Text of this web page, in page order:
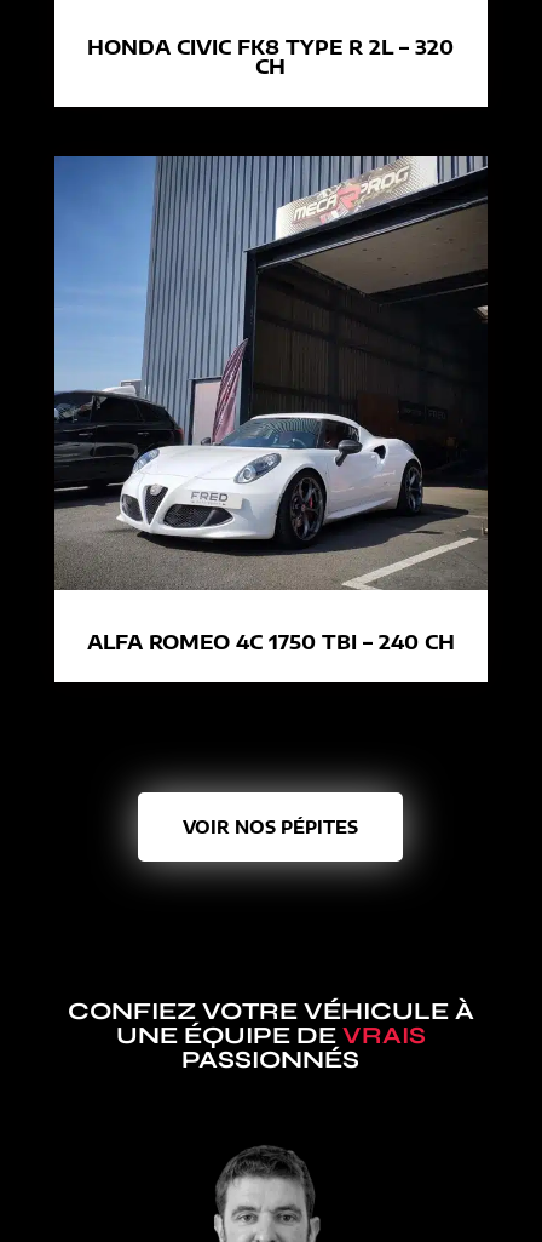
HONDA CIVIC FK8 TYPE R 2L – 320
CH
ALFA ROMEO 4C 1750 TBI – 240 CH
VOIR NOS PÉPITES
CONFIEZ VOTRE VÉHICULE À
UNE ÉQUIPE DE VRAIS
PASSIONNÉS